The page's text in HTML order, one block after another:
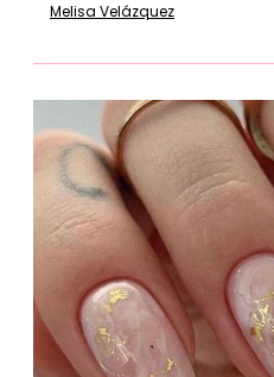
Melisa Velázquez